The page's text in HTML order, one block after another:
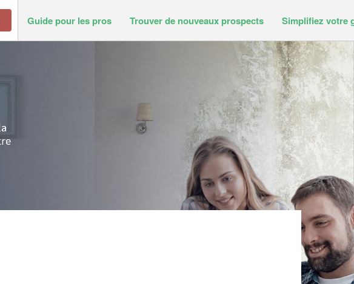
Guide pour les pros Trouver de nouveaux prospects Simplifiez votre